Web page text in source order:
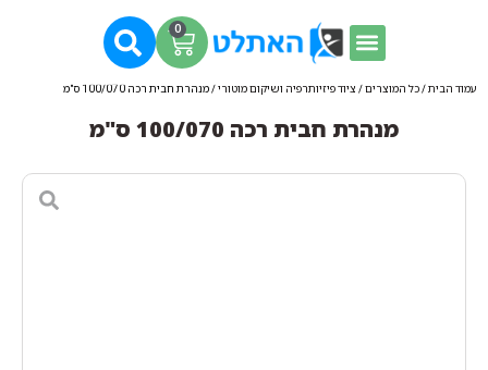
0
עמוד הבית/כל המוצרים/ ציוד פיזיותרפיה ושיקום מוטורי/ מנהרת חבית רכה 100/070 ס"מ
מנהרת חבית רכה 100/070 ס"מ